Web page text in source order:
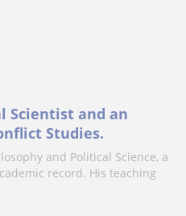
Scientist and an
Studies.
and Political Science, a
record. His teaching